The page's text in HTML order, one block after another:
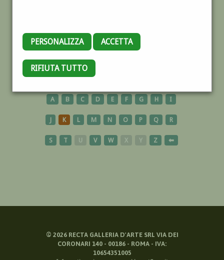
PERSONALIZZA ACCETTA
RIFIUTA TUTTO
COLONNA
A B C D E F G H I
J K L M N O P Q R
S T U V W X Y Z ⬅
© 2026RECTA GALLERIA D'ARTE SRL VIA DEI
CORONARI 140 - 00186 - ROMA - IVA:
10654351005